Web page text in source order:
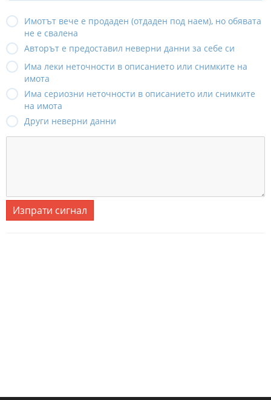
Имотът вече е продаден (отдаден под наем), но обявата
не е свалена
Авторът е предоставил неверни данни за себе си
Има леки неточности в описанието или снимките на
имота
Има сериозни неточности в описанието или снимките
на имота
Други неверни данни
Изпрати сигнал